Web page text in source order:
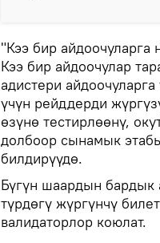
"Кээ бир айдоочуларга
Кээ бир айдоочулар
адистери
үчүн рейддерди
өзүнө тестирлөөнү,
долбоор сынамык
билдирүүдө.
Бүгүн шаардын бардык
түрдөгү жүргүнчү
валидаторлор коюлат.